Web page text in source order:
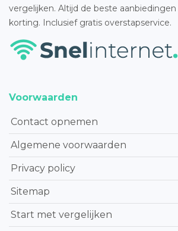
vergelijken. Altijd de beste
korting. Inclusief gratis overstapservice.
Voorwaarden
Contact opnemen
Algemene voorwaarden
Privacy policy
Sitemap
Start met vergelijken